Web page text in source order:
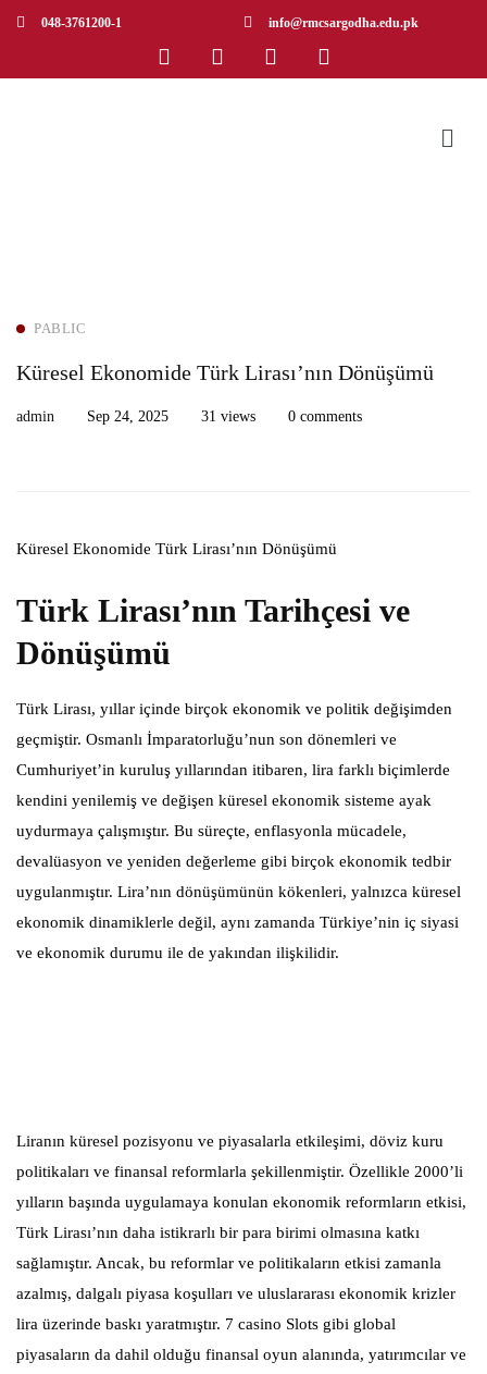
048-3761200-1 info@rmcsargodha.edu.pk
PABLIC
Küresel Ekonomide Türk Lirası’nın Dönüşümü
admin Sep 24, 2025 31 views 0 comments
Küresel Ekonomide Türk Lirası’nın Dönüşümü
Türk Lirası’nın Tarihçesi ve
Dönüşümü
Türk Lirası, yıllar içinde birçok ekonomik ve politik değişimden
geçmiştir. Osmanlı İmparatorluğu’nun son dönemleri ve
Cumhuriyet’in kuruluş yıllarından itibaren, lira farklı biçimlerde
kendini yenilemiş ve değişen küresel ekonomik sisteme ayak
uydurmaya çalışmıştır. Bu süreçte, enflasyonla mücadele,
devalüasyon ve yeniden değerleme gibi birçok ekonomik tedbir
uygulanmıştır. Lira’nın dönüşümünün kökenleri, yalnızca küresel
ekonomik dinamiklerle değil, aynı zamanda Türkiye’nin iç siyasi
ve ekonomik durumu ile de yakından ilişkilidir.
Liranın küresel pozisyonu ve piyasalarla etkileşimi, döviz kuru
politikaları ve finansal reformlarla şekillenmiştir. Özellikle 2000’li
yılların başında uygulamaya konulan ekonomik reformların etkisi,
Türk Lirası’nın daha istikrarlı bir para birimi olmasına katkı
sağlamıştır. Ancak, bu reformlar ve politikaların etkisi zamanla
azalmış, dalgalı piyasa koşulları ve uluslararası ekonomik krizler
lira üzerinde baskı yaratmıştır. 7 casino Slots gibi global
piyasaların da dahil olduğu finansal oyun alanında, yatırımcılar ve